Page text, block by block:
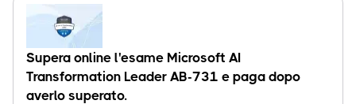
Supera online l'esame Microsoft AI
Transformation Leader AB-731 e paga dopo
averlo superato.